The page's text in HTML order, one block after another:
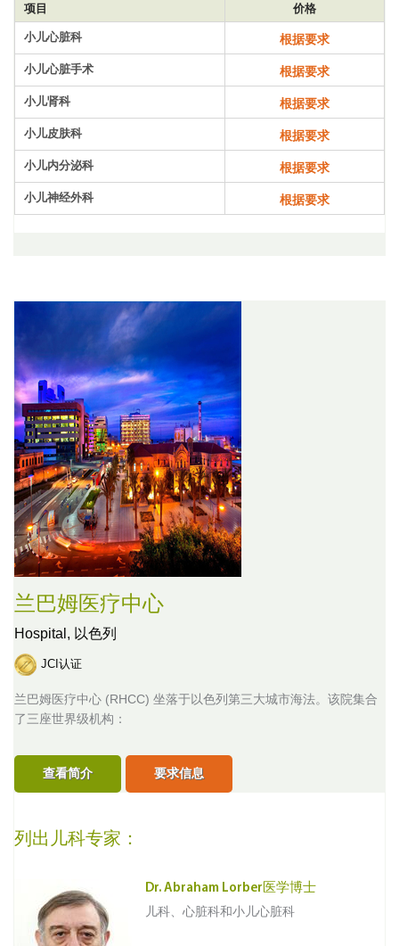
项目 价格
小儿心脏科 根据要求
小儿心脏手术 根据要求
小儿肾科 根据要求
小儿皮肤科 根据要求
小儿内分泌科 根据要求
小儿神经外科 根据要求
兰巴姆医疗中心
Hospital, 以色列
JCI认证
兰巴姆医疗中心 (RHCC) 坐落于以色列第三大城市海法。该院集合
了三座世界级机构：
查看简介 要求信息
列出儿科专家：
Dr. Abraham Lorber医学博士
儿科、心脏科和小儿心脏科